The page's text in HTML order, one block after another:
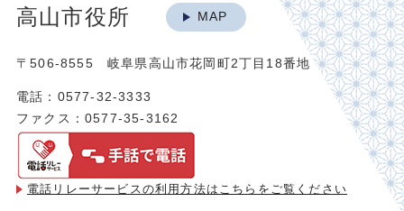
高山市役所 MAP
〒506-8555 岐阜県高山市花岡町2丁目18番地
電話：0577-32-3333
ファクス：0577-35-3162
電話リレーサービスの利用方法は こちらをご覧ください